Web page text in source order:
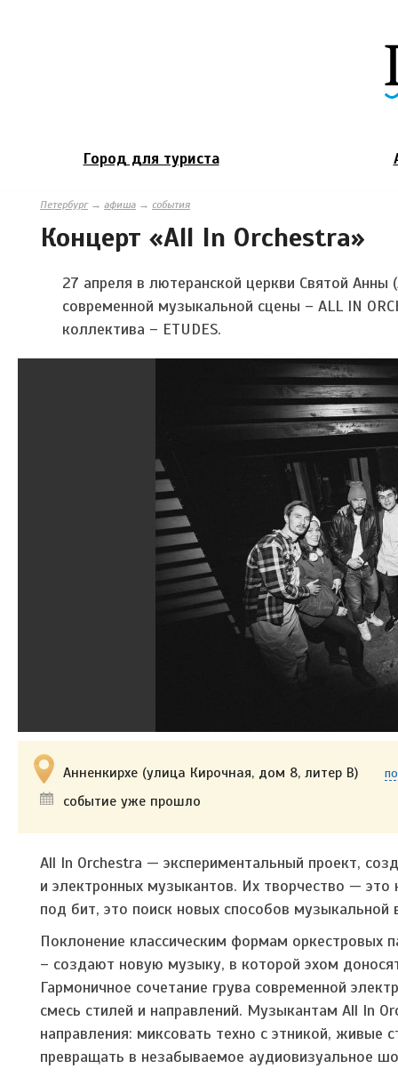
Город для туриста
Петербург→ афиша → события
Концерт «All In Orchestra»
27 апреля в лютеранской церкви Святой Анны
современной музыкальной сцены – ALL IN
коллектива – ETUDES.
Анненкирхе (улица Кирочная, дом 8, литер В)
событие уже прошло
All In Orchestra — экспериментальный проект,
и электронных музыкантов. Их творчество —
под бит, это поиск новых способов музыкальной
Поклонение классическим формам оркестровых
– создают новую музыку, в которой эхом
Гармоничное сочетание грува современной
смесь стилей и направлений. Музыкантам All In
направления: миксовать техно с этникой,
превращать в незабываемое аудиовизуальное